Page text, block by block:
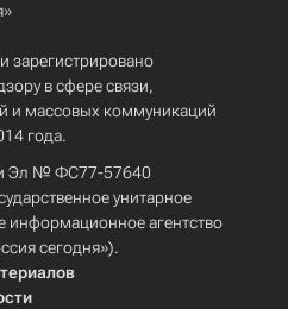
зарегистрировано
в сфере связи,
и массовых коммуникаций
года.
Эл № ФС77-57640
унитарное
информационное агентство
сегодня»).